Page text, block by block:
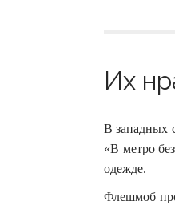
Их
В западных
«В метро
одежде.
Флешмоб